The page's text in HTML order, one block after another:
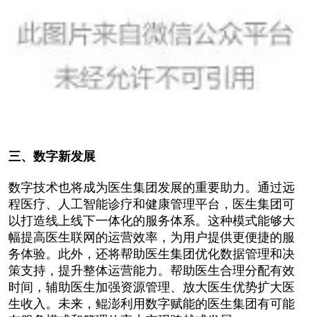
三、数字新发展
数字技术也将成为医生集团发展的重要助力。通过远
程医疗、人工智能诊疗和健康管理平台，医生集团可
以打造线上线下一体化的服务体系。这种模式能够大
幅提高医生联网的运营效率，为用户提供更便捷的服
务体验。此外，还将帮助医生集团优化数据管理和决
策支持，提升整体运营能力。帮助医生合理分配有效
时间，辅助医生加强资源管理、放大医生优势扩大医
生收入。未来，鲲澎利用数字赋能的医生集团有可能